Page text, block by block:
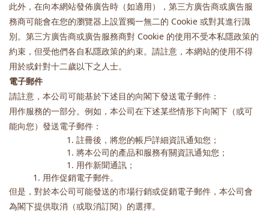
此外，在向本網站發佈廣告時（如適用），第三方廣告商或廣告服
務商可能會在您的瀏覽器上設置獨一無二的 Cookie 或對其進行識
別。第三方廣告商或廣告服務商對 Cookie 的使用不受本私隱政策的
約束，但受他們各自私隱政策的約束。請註意，本網站的使用不得
用於或針對十二歲以下之人士。
電子郵件
請註意，本公司可能基於下述目的向閣下發送電子郵件：
用作服務的一部分。例如，本公司在下述某些情形下向閣下（或可
能向您）發送電子郵件：
註冊後，將您的帳戶詳細資訊通知您；
將本公司的產品和服務有關資訊通知您；
用作新聞通訊；
用作促銷電子郵件。
但是，對於本公司可能發送的市場行銷或促銷電子郵件，本公司會
為閣下提供取消（或取消訂閱）的選擇。